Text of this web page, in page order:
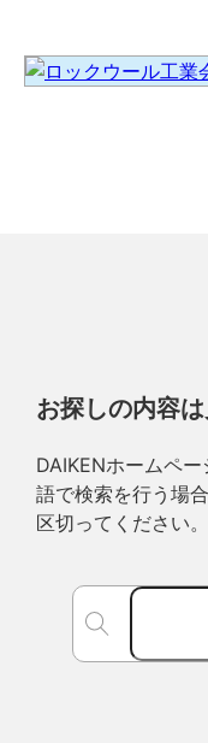
お探しの内容
DAIKENホームペ
語で検索を行う場
区切ってください。